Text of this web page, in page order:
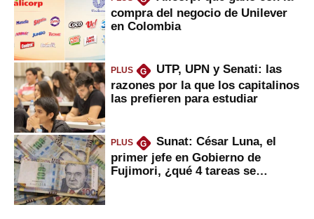
compra del negocio de Unilever
en Colombia
PLUS G
UTP, UPN y Senati: las
razones por la que los capitalinos
las prefieren para estudiar
PLUS G
Sunat: César Luna, el
primer jefe en Gobierno de
Fujimori, ¿qué 4 tareas se